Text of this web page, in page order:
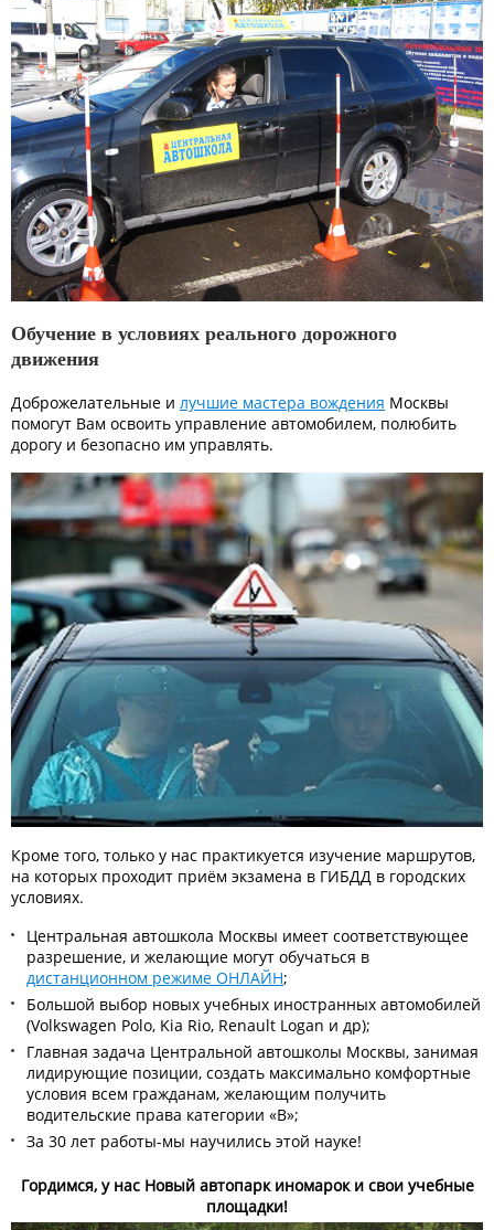
Обучение в условиях реального дорожного
движения
Доброжелательные и лучшие мастера вождения Москвы
помогут Вам освоить управление автомобилем, полюбить
дорогу и безопасно им управлять.
Кроме того, только у нас практикуется изучение маршрутов,
на которых проходит приём экзамена в ГИБДД в городских
условиях.
Центральная автошкола Москвы имеет соответствующее
разрешение, и желающие могут обучаться в
дистанционном режиме ОНЛАЙН;
Большой выбор новых учебных иностранных автомобилей
(Volkswagen Polo, Kia Rio, Renault Logan и др);
Главная задача Центральной автошколы Москвы, занимая
лидирующие позиции, создать максимально комфортные
условия всем гражданам, желающим получить
водительские права категории «В»;
За 30 лет работы-мы научились этой науке!
Гордимся, у нас Новый автопарк иномарок и свои учебные
площадки!